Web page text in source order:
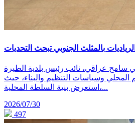
سامح عراقي، نائب رئيس بلدية الطيرة
المحلي وسياسات التنظيم والبناء، حيث
استعرض بنية السلطة المحلية،...
2026/07/30
497